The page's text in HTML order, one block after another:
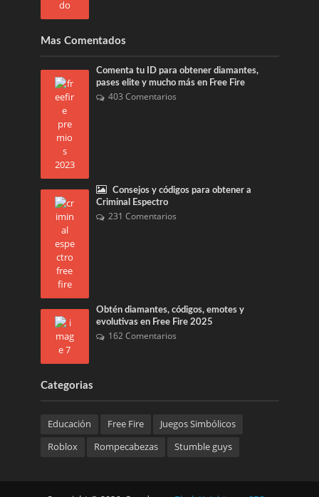
Mas Comentados
Comenta tu ID para obtener diamantes,
pases elite y mucho más en Free Fire
403 Comentarios
Consejos y códigos para obtener a
Criminal Espectro
231 Comentarios
Obtén diamantes, códigos, emotes y
evolutivas en Free Fire 2025
162 Comentarios
Categorias
Educación Free Fire
Juegos Simbólicos
Roblox
Rompecabezas Stumble guys